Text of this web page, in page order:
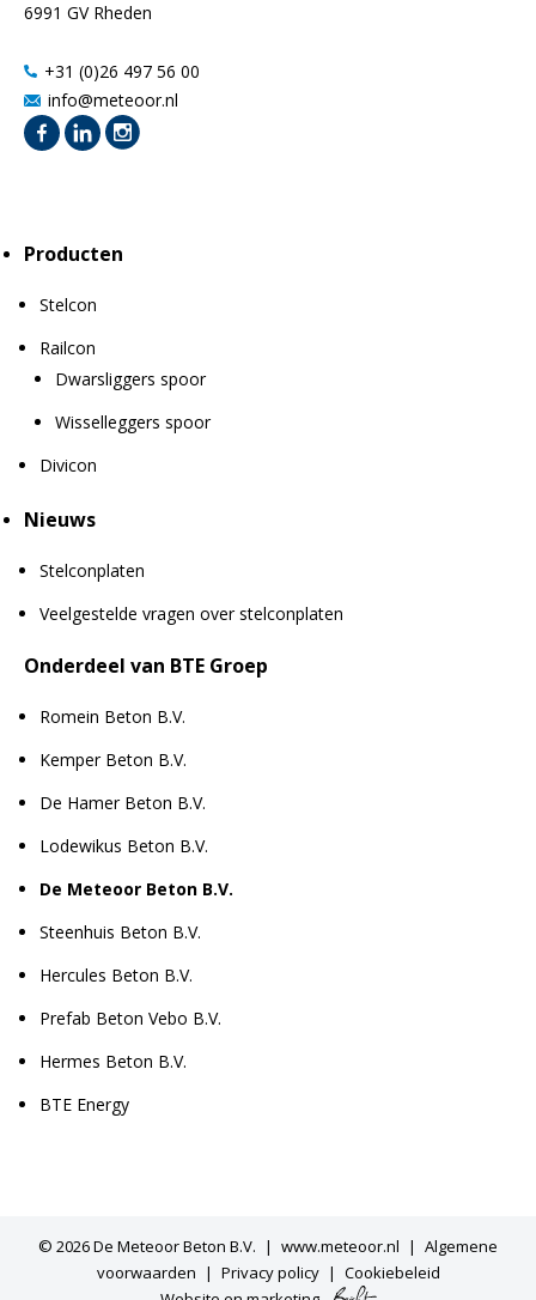
6991 GV Rheden
+31 (0)26 497 56 00
info@meteoor.nl
Producten
Stelcon
Railcon
Dwarsliggers spoor
Wisselleggers spoor
Divicon
Nieuws
Stelconplaten
Veelgestelde vragen over stelconplaten
Onderdeel van BTE Groep
Romein Beton B.V.
Kemper Beton B.V.
De Hamer Beton B.V.
Lodewikus Beton B.V.
De Meteoor Beton B.V.
Steenhuis Beton B.V.
Hercules Beton B.V.
Prefab Beton Vebo B.V.
Hermes Beton B.V.
BTE Energy
© 2026De Meteoor Beton B.V. www.meteoor.nl
Algemene
voorwaarden
Privacy policy
Cookiebeleid